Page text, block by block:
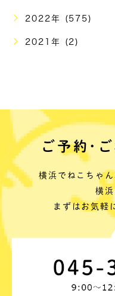
2022年 (575)
2021年 (2)
ご予約･
横浜でねこちゃ
横浜
まずはお気軽